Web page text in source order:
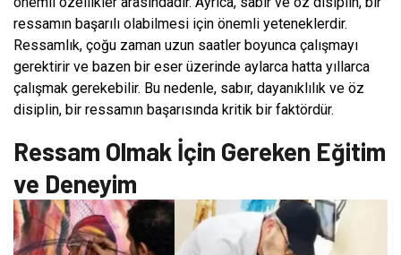
ressamın başarılı olabilmesi için önemli yeteneklerdir.
Ressamlık, çoğu zaman uzun saatler boyunca çalışmayı
gerektirir ve bazen bir eser üzerinde aylarca hatta yıllarca
çalışmak gerekebilir. Bu nedenle, sabır, dayanıklılık ve öz
disiplin, bir ressamın başarısında kritik bir faktördür.
Ressam Olmak İçin Gereken Eğitim
ve Deneyim